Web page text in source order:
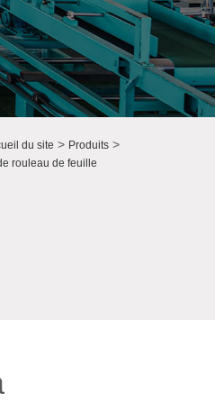
du site > Produits>
rouleau de feuille